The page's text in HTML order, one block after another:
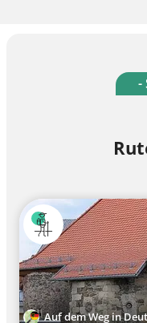
-
Auf dem Weg in